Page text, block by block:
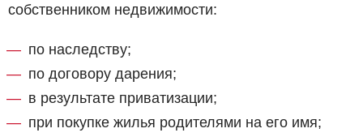
собственником недвижимости:
по наследству;
по договору дарения;
в результате приватизации;
при покупке жилья родителями на его имя;